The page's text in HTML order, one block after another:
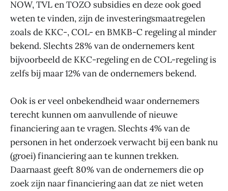
NOW, TVL en TOZO subsidies en deze ook goed
weten te vinden, zijn de investeringsmaatregelen
zoals de KKC-, COL- en BMKB-C regeling al minder
bekend. Slechts 28% van de ondernemers kent
bijvoorbeeld de KKC-regeling en de COL-regeling is
zelfs bij maar 12% van de ondernemers bekend.
Ook is er veel onbekendheid waar ondernemers
terecht kunnen om aanvullende of nieuwe
financiering aan te vragen. Slechts 4% van de
personen in het onderzoek verwacht bij een bank nu
(groei) financiering aan te kunnen trekken.
Daarnaast geeft 80% van de ondernemers die op
zoek zijn naar financiering aan dat ze niet weten